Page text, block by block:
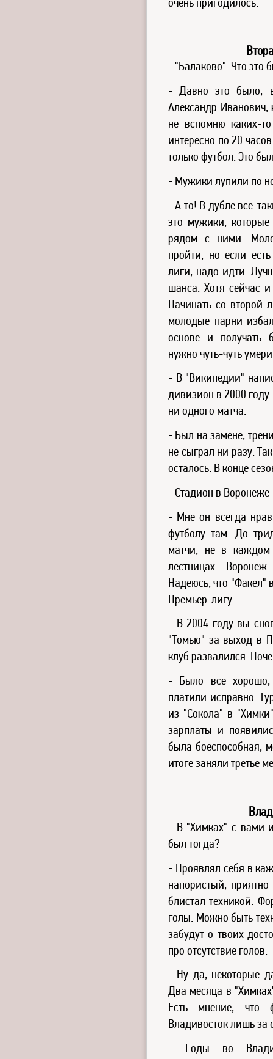
очень пригодилось.
- "Балаково". Что это
- Давно это было,
Александр
не вспомню каких-
интересно по 20
только футбол. Это
- Мужики лупили по
- А то! В дубле все-
это мужики,
рядом с ними.
пройти, но если
лиги, надо идти.
шанса. Хотя сейчас
Начинать со второй
молодые парни
основе и получать
нужно чуть-чуть
- В "Википедии"
дивизион в 2000
ни одного матча.
- Был на замене,
не сыграл ни разу.
осталось. В конце
- Стадион в Воронеже
- Мне он всегда
футболу там. До
матчи, не в каждом
лестницах.
Надеюсь, что
Премьер-лигу.
- В 2004 году вы
"Томью" за выход в
клуб развалился.
- Было все хорошо,
платили исправно.
из "Сокола" в
зарплаты и
была боеспособная,
итоге заняли третье
- В "Химках" с вами
был тогда?
- Проявлял себя в
напористый,
блистал техникой.
голы. Можно быть
забудут о твоих
про отсутствие голов.
- Ну да, некоторые
Два месяца в
Есть мнение, что
Владивосток лишь за
- Годы во